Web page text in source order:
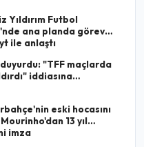
Yıldırım Futbol
ana planda görev
ile anlaştı
"TFF maçlarda
iddiasına
eski hocasını
13 yıl
imza